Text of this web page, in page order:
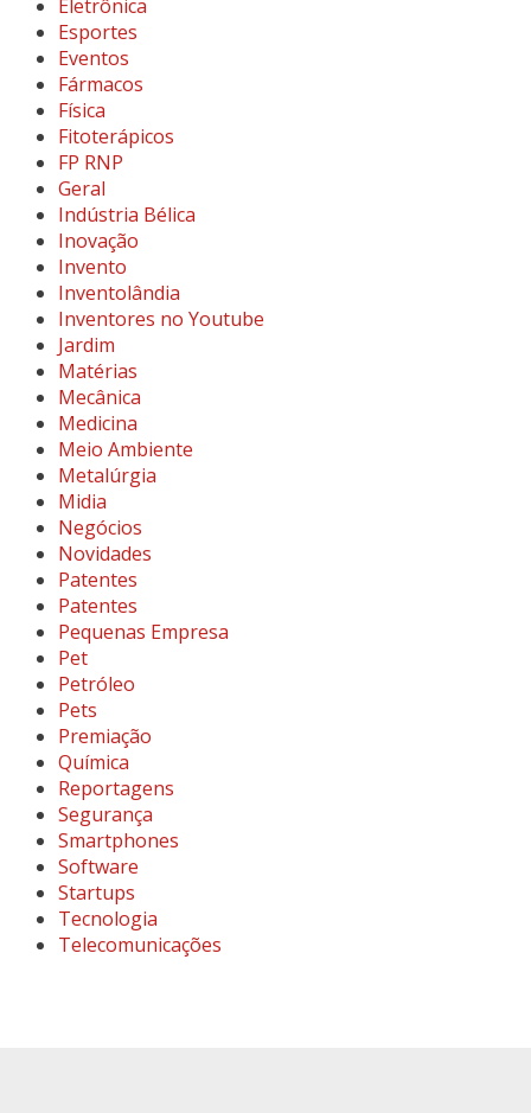
Eletrônica
Esportes
Eventos
Fármacos
Física
Fitoterápicos
FP RNP
Geral
Indústria Bélica
Inovação
Invento
Inventolândia
Inventores no Youtube
Jardim
Matérias
Mecânica
Medicina
Meio Ambiente
Metalúrgia
Midia
Negócios
Novidades
Patentes
Patentes
Pequenas Empresa
Pet
Petróleo
Pets
Premiação
Química
Reportagens
Segurança
Smartphones
Software
Startups
Tecnologia
Telecomunicações